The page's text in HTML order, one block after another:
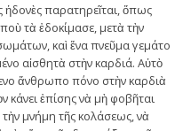
ἡδονὲς παρατηρεῖται, ὅπως
τὰ ἐδοκίμασε, μετὰ τὴν
καὶ ἕνα πνεῦμα γεμάτο
αἰσθητὰ στὴν καρδιά. Αὐτὸ
ἄνθρωπο πόνο στὴν καρδιὰ
κάνει ἐπίσης νὰ μὴ φοβῆται
μνήμη τῆς κολάσεως, νὰ